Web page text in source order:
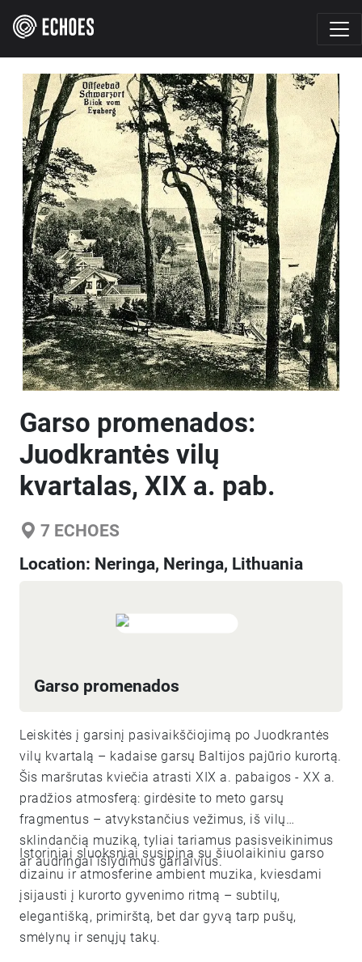
Garso promenados:
Juodkrantės vilų
kvartalas, XIX a. pab.
7 ECHOES
Location: Neringa, Neringa, Lithuania
Garso promenados
Leiskitės į garsinį pasivaikščiojimą po Juodkrantės
vilų kvartalą – kadaise garsų Baltijos pajūrio kurortą.
Šis maršrutas kviečia atrasti XIX a. pabaigos - XX a.
pradžios atmosferą: girdėsite to meto garsų
fragmentus – atvykstančius vežimus, iš vilų
sklindančią muziką, tyliai tariamus pasisveikinimus
ar audringai išlydimus garlaivius.
Istoriniai sluoksniai susipina su šiuolaikiniu garso
dizainu ir atmosferine ambient muzika, kviesdami
įsijausti į kurorto gyvenimo ritmą – subtilų,
elegantišką, primirštą, bet dar gyvą tarp pušų,
smėlynų ir senųjų takų.